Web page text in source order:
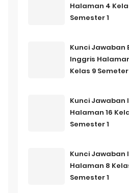
Halaman 4
Semester 1
Kunci Jawaban
Inggris
Kelas 9 Semeter
Kunci Jawaban
Halaman 16
Semester 1
Kunci Jawaban
Halaman 8
Semester 1